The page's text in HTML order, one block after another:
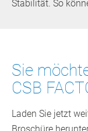
Stabilität. So
Sie
CSB
Laden Sie jetzt
Broschüre